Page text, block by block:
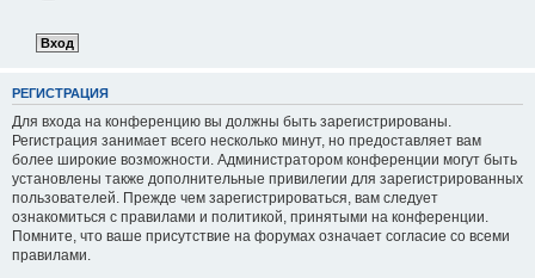
РЕГИСТРАЦИЯ
Для входа на конференцию вы должны быть зарегистрированы.
Регистрация занимает всего несколько минут, но предоставляет вам
более широкие возможности. Администратором конференции могут быть
установлены также дополнительные привилегии для зарегистрированных
пользователей. Прежде чем зарегистрироваться, вам следует
ознакомиться с правилами и политикой, принятыми на конференции.
Помните, что ваше присутствие на форумах означает согласие со всеми
правилами.